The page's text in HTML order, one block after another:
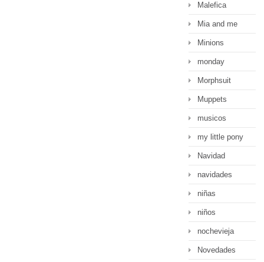
Malefica
Mia and me
Minions
monday
Morphsuit
Muppets
musicos
my little pony
Navidad
navidades
niñas
niños
nochevieja
Novedades